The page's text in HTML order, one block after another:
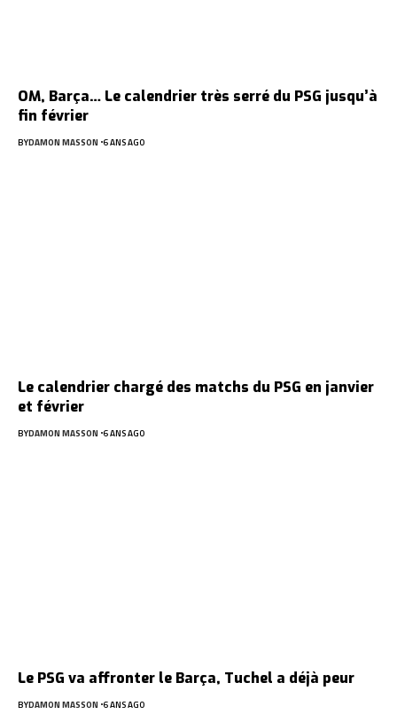
OM, Barça… Le calendrier très serré du PSG jusqu’à
fin février
BYDAMON MASSON 6 ANS AGO
Le calendrier chargé des matchs du PSG en janvier
et février
BYDAMON MASSON 6 ANS AGO
Le PSG va affronter le Barça, Tuchel a déjà peur
BYDAMON MASSON 6 ANS AGO